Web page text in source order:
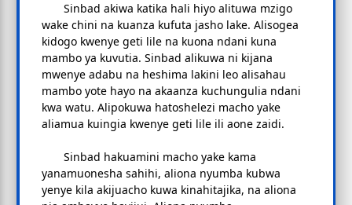
Sinbad akiwa katika hali hiyo alituwa mzigo
wake chini na kuanza kufuta jasho lake. Alisogea
kidogo kwenye geti lile na kuona ndani kuna
mambo ya kuvutia. Sinbad alikuwa ni kijana
mwenye adabu na heshima lakini leo alisahau
mambo yote hayo na akaanza kuchungulia ndani
kwa watu. Alipokuwa hatoshelezi macho yake
aliamua kuingia kwenye geti lile ili aone zaidi.
Sinbad hakuamini macho yake kama
yanamuonesha sahihi, aliona nyumba kubwa
yenye kila akijuacho kuwa kinahitajika, na aliona